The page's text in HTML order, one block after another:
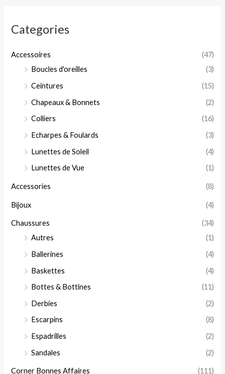
Categories
Accessoires
(47)
Boucles d'oreilles
(3)
Ceintures
(15)
Chapeaux & Bonnets
(2)
Colliers
(16)
Echarpes & Foulards
(3)
Lunettes de Soleil
(4)
Lunettes de Vue
(1)
Accessories (8)
Bijoux (4)
Chaussures
(34)
Autres
(1)
Ballerines
(4)
Baskettes
(4)
Bottes & Bottines
(11)
Derbies
(2)
Escarpins
(8)
Espadrilles
(2)
Sandales
(2)
Corner Bonnes Affaires (111)